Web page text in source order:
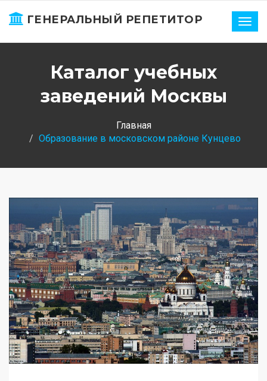
ГЕНЕРАЛЬНЫЙ РЕПЕТИТОР
Каталог учебных
заведений Москвы
Главная
Образование в московском районе Кунцево